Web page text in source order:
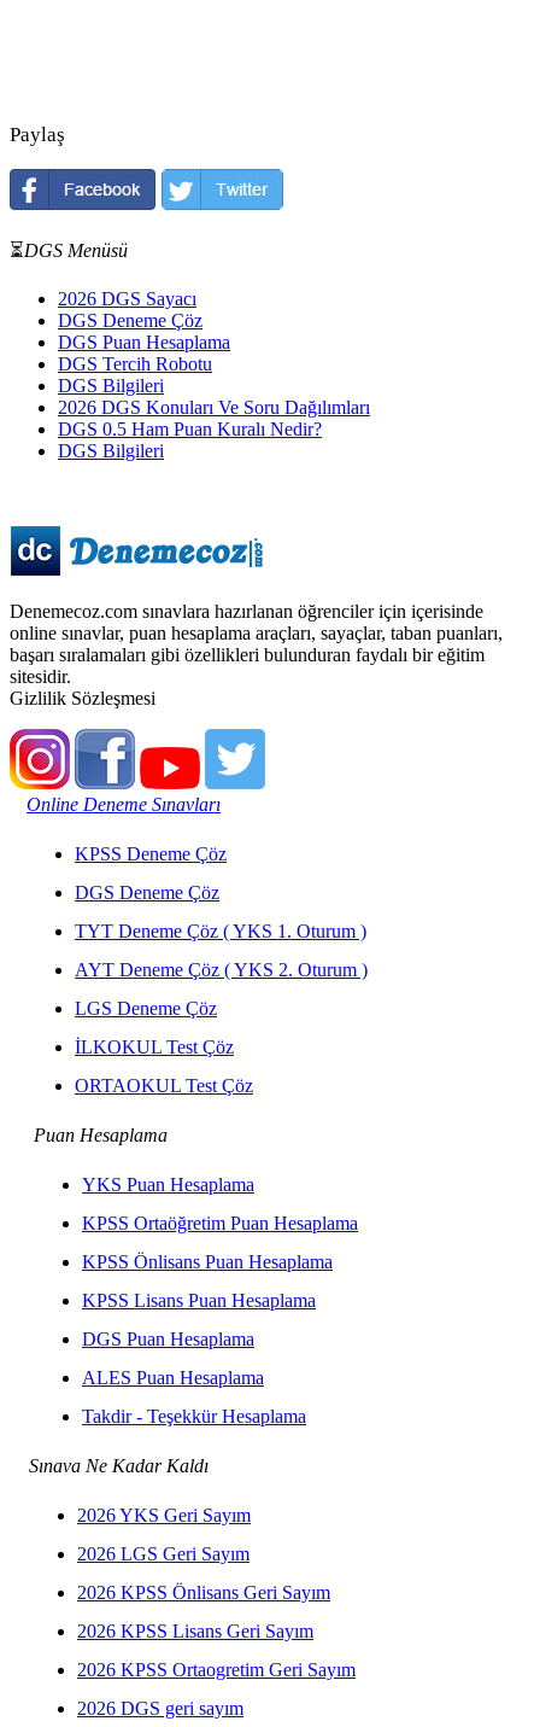
Paylaş
⏳DGS Menüsü
2026 DGS Sayacı
DGS Deneme Çöz
DGS Puan Hesaplama
DGS Tercih Robotu
DGS Bilgileri
2026 DGS Konuları Ve Soru Dağılımları
DGS 0.5 Ham Puan Kuralı Nedir?
DGS Bilgileri
Denemecoz.com sınavlara hazırlanan öğrenciler için içerisinde
online sınavlar, puan hesaplama araçları, sayaçlar, taban puanları,
başarı sıralamaları gibi özellikleri bulunduran faydalı bir eğitim
sitesidir.
Gizlilik Sözleşmesi
Online Deneme Sınavları
KPSS Deneme Çöz
DGS Deneme Çöz
TYT Deneme Çöz ( YKS 1. Oturum )
AYT Deneme Çöz ( YKS 2. Oturum )
LGS Deneme Çöz
İLKOKUL Test Çöz
ORTAOKUL Test Çöz
Puan Hesaplama
YKS Puan Hesaplama
KPSS Ortaöğretim Puan Hesaplama
KPSS Önlisans Puan Hesaplama
KPSS Lisans Puan Hesaplama
DGS Puan Hesaplama
ALES Puan Hesaplama
Takdir - Teşekkür Hesaplama
Sınava Ne Kadar Kaldı
2026 YKS Geri Sayım
2026 LGS Geri Sayım
2026 KPSS Önlisans Geri Sayım
2026 KPSS Lisans Geri Sayım
2026 KPSS Ortaogretim Geri Sayım
2026 DGS geri sayım